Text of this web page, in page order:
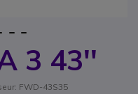
3 43''
FWD-43S35